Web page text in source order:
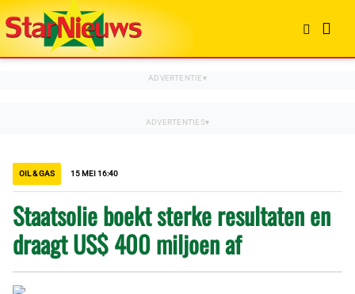
OIL & GAS 15 MEI 16:40
Staatsolie boekt sterke resultaten en
draagt US$ 400 miljoen af